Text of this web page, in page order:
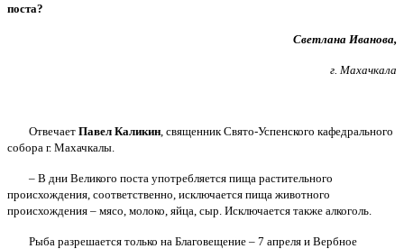
поста?
Светлана Иванова,
г. Махачкала
Отвечает Павел Каликин , священник Свято-Успенского кафедрального
собора г. Махачкалы.
– В дни Великого поста употребляется пища растительного
происхождения, соответственно, исключается пища животного
происхождения – мясо, молоко, яйца, сыр. Исключается также алкоголь.
Рыба разрешается только на Благовещение – 7 апреля и Вербное